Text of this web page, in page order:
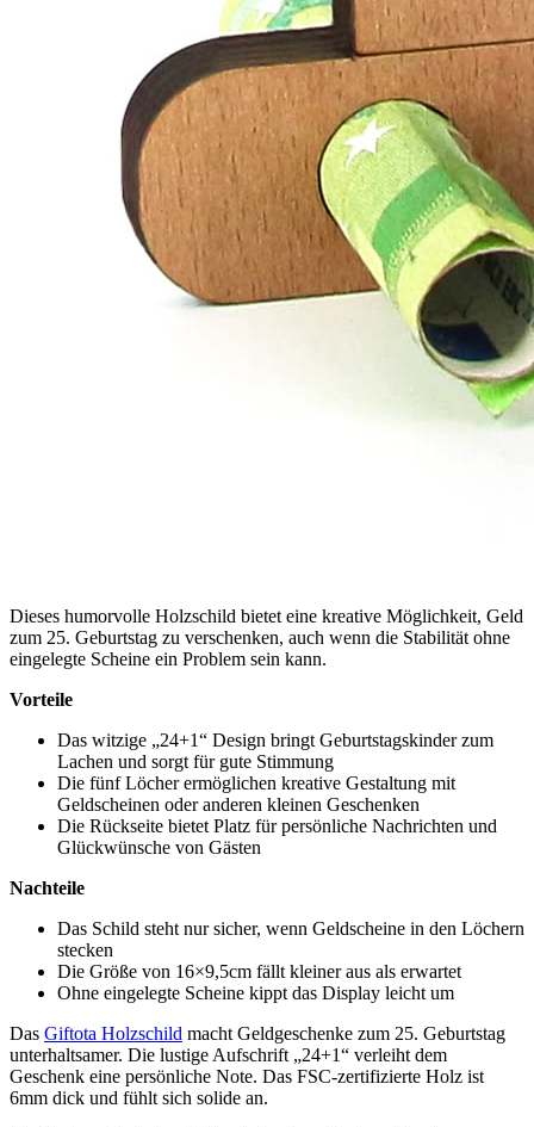
Dieses humorvolle Holzschild bietet eine kreative Möglichkeit, Geld
zum 25. Geburtstag zu verschenken, auch wenn die Stabilität ohne
eingelegte Scheine ein Problem sein kann.
Vorteile
Das witzige „24+1“ Design bringt Geburtstagskinder zum
Lachen und sorgt für gute Stimmung
Die fünf Löcher ermöglichen kreative Gestaltung mit
Geldscheinen oder anderen kleinen Geschenken
Die Rückseite bietet Platz für persönliche Nachrichten und
Glückwünsche von Gästen
Nachteile
Das Schild steht nur sicher, wenn Geldscheine in den Löchern
stecken
Die Größe von 16×9,5cm fällt kleiner aus als erwartet
Ohne eingelegte Scheine kippt das Display leicht um
Das Giftota Holzschild macht Geldgeschenke zum 25. Geburtstag
unterhaltsamer. Die lustige Aufschrift „24+1“ verleiht dem
Geschenk eine persönliche Note. Das FSC-zertifizierte Holz ist
6mm dick und fühlt sich solide an.